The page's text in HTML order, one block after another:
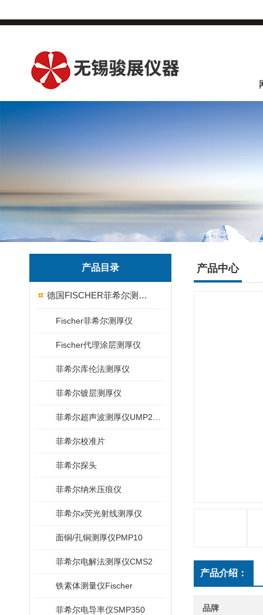
产品目录
德国FISCHER菲希尔测厚仪
Fischer菲希尔测厚仪
Fischer代理涂层测厚仪
菲希尔库伦法测厚仪
菲希尔镀层测厚仪
菲希尔校准片
菲希尔探头
菲希尔纳米压痕仪
菲希尔x荧光射线测厚仪
面铜/孔铜测厚仪PMP10
菲希尔电解法测厚仪CMS2
铁素体测量仪Fischer
菲希尔电导率仪SMP350
产品中心
产品介绍：
品牌